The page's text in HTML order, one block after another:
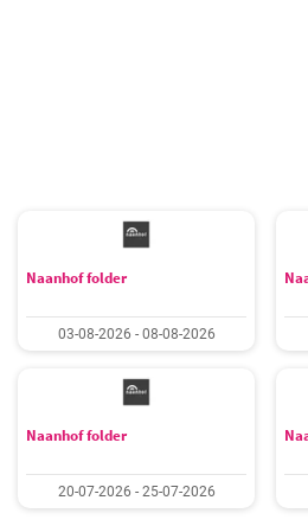
Naanhof folder
03-08-2026 - 08-08-2026
Naanhof folder
20-07-2026 - 25-07-2026